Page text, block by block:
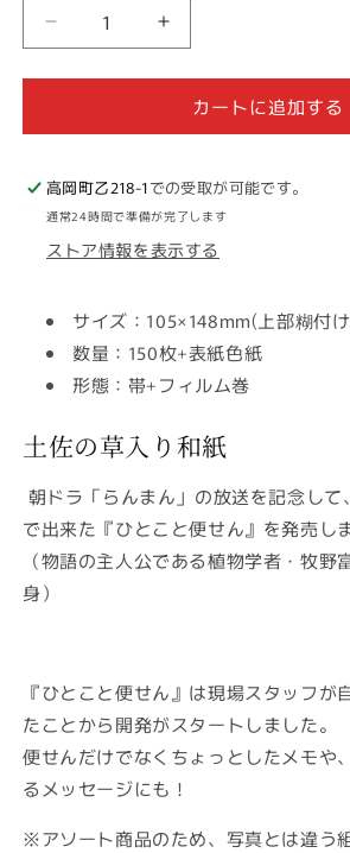
ひとこと便せんの数量を減らす
カートに追加する
高岡町乙218-1での受取が可能です。
通常24時間で準備が完了します
ストア情報を表示する
サイズ ：105×148mm(上部糊付
数量：150枚+表紙色紙
形態：帯+フィルム巻
土佐の草入り和紙
朝ドラ「らんまん」の放送を記念し
で出来た『ひとこと便せん』を発売し
（物語の主人公である植物学者・牧野
身）
『ひとこと便せん』は現場スタッフが
たことから開発がスタートしました。
便せんだけでなくちょっとしたメモや
るメッセージにも！
※アソート商品のため、写真とは違う